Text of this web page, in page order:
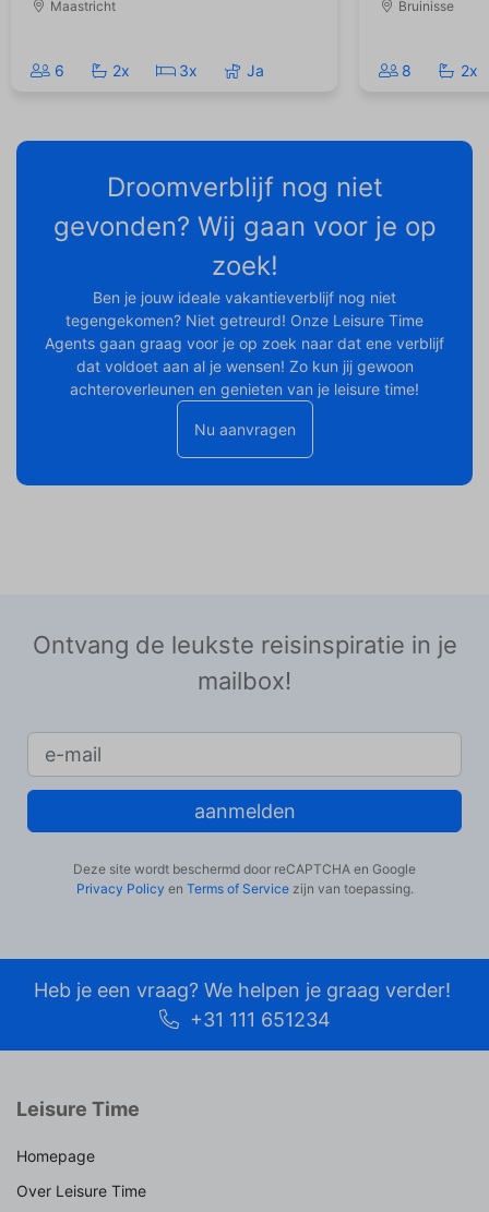
Maastricht
6 2x 3x Ja
Bruinisse
8 2x
Droomverblijf nog niet
gevonden? Wij gaan voor je op
zoek!
Ben je jouw ideale vakantieverblijf nog niet
tegengekomen? Niet getreurd! Onze Leisure Time
Agents gaan graag voor je op zoek naar dat ene verblijf
dat voldoet aan al je wensen! Zo kun jij gewoon
achteroverleunen en genieten van je leisure time!
Nu aanvragen
Ontvang de leukste reisinspiratie in je
mailbox!
aanmelden
Deze site wordt beschermd door reCAPTCHA en Google
Privacy Policy en Terms of Servicezijn van toepassing.
Heb je een vraag? We helpen je graag verder!
+31 111 651234
Leisure Time
Homepage
Over Leisure Time